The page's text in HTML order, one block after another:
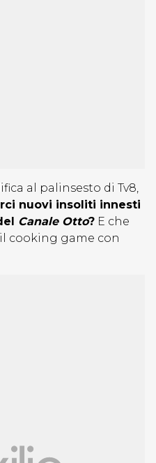
al palinsesto di Tv8,
nuovi insoliti innesti
Canale Otto? E che
cooking game con